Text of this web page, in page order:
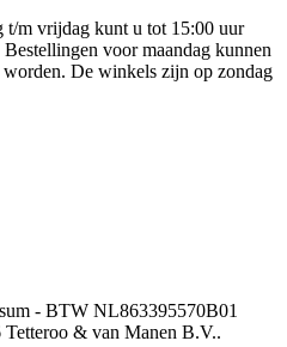
t/m vrijdag kunt u tot 15:00 uur
voor maandag kunnen
De winkels zijn op zondag
- BTW NL863395570B01
& van Manen B.V..